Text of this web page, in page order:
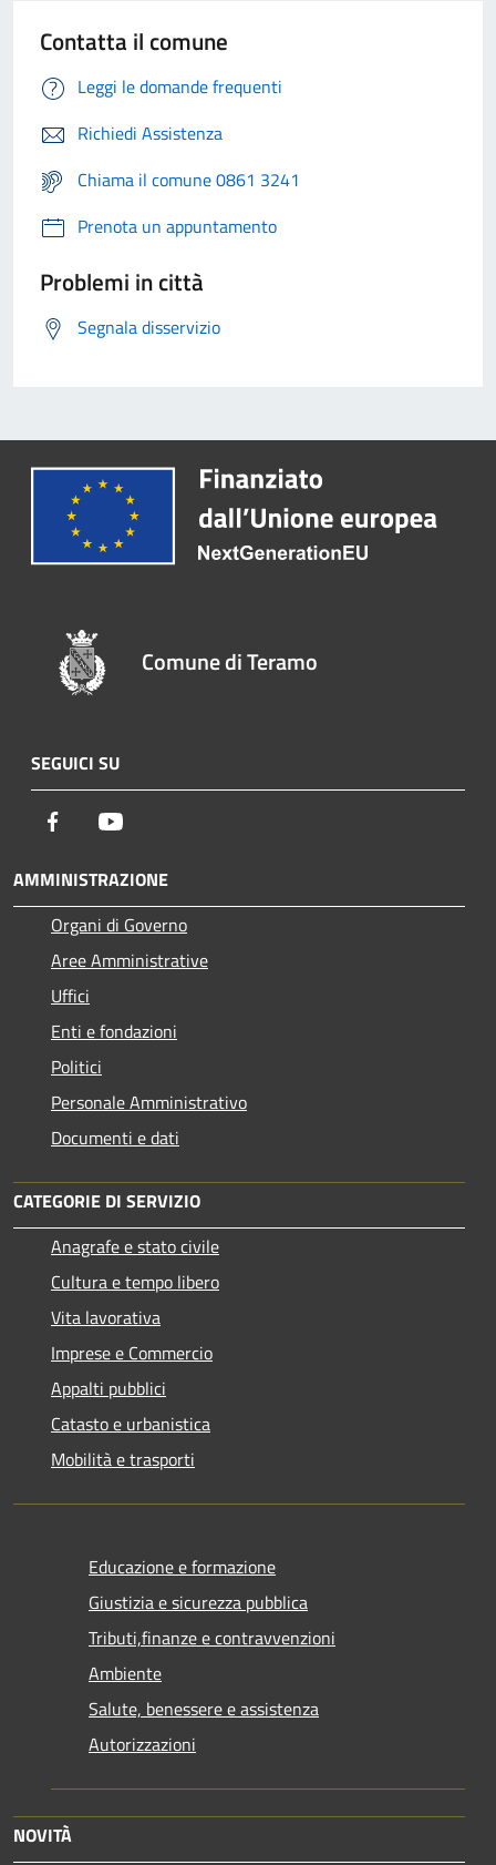
Contatta il comune
Leggi le domande frequenti
Richiedi Assistenza
Chiama il comune 0861 3241
Prenota un appuntamento
Problemi in città
Segnala disservizio
Comune di Teramo
SEGUICI SU
Facebook
AMMINISTRAZIONE
Organi di Governo
Aree Amministrative
Uffici
Enti e fondazioni
Politici
Personale Amministrativo
Documenti e dati
CATEGORIE DI SERVIZIO
Anagrafe e stato civile
Cultura e tempo libero
Vita lavorativa
Imprese e Commercio
Appalti pubblici
Catasto e urbanistica
Mobilità e trasporti
Educazione e formazione
Giustizia e sicurezza pubblica
Tributi,finanze e contravvenzioni
Ambiente
Salute, benessere e assistenza
Autorizzazioni
NOVITÀ